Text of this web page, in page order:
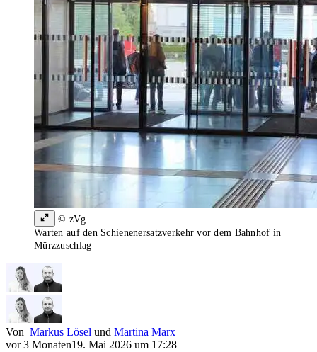
© zVg
Warten auf den Schienenersatzverkehr vor dem Bahnhof in
Mürzzuschlag
Von Markus Lösel und Martina Marx
vor 3 Monaten19. Mai 2026 um 17:28